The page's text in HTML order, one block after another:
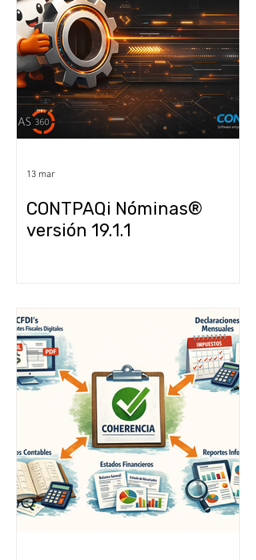
CONTPAQi Nóminas®
versión 19.1.1
13 mar